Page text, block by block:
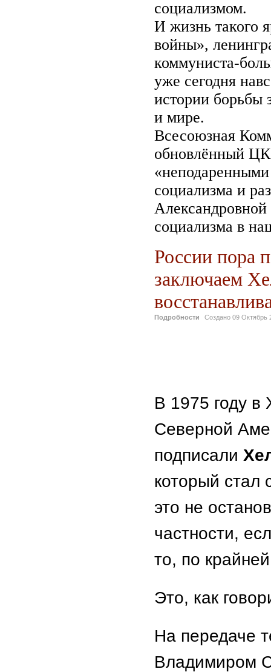
социализмом.
И жизнь такого
войны»,
коммуниста-
уже сегодня
истории борьбы
и мире.
Всесоюзная
обновлённый ЦК
социализма и
социализма в
России пора
заключаем
Подробности Создано 09 Октябрь
В 1975 году в
Северной
подписали
который стал
это не
частности,
то, по
Это, как
На передаче
Владимиром